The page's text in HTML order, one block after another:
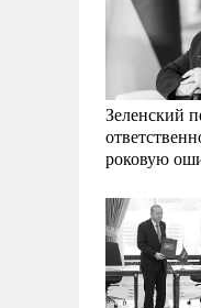
Зеленский
роковую